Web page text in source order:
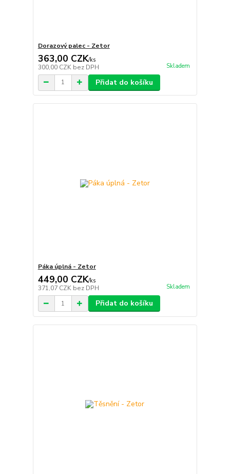
Dorazový palec - Zetor
363,00 CZK/ks
300,00 CZK bez DPH Skladem
Přidat do košíku
Páka úplná - Zetor
449,00 CZK/ks
371,07 CZK bez DPH Skladem
Přidat do košíku